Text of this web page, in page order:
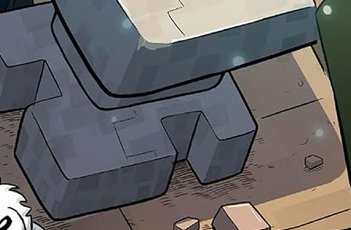
Du Commerce Pour Les SociétésExcellent Pour Les …